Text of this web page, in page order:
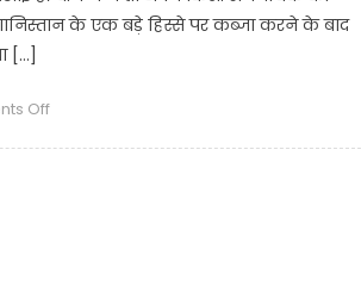
तक
मेरिट
के एक बड़े हिस्से पर कब्जा करने के बाद
[…]
Offon